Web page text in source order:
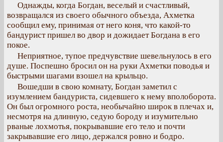
Однажды, когда Богдан, веселый и счастливый,
возвращался из своего обычного объезда, Ахметка
сообщил ему, принимая от него коня, что какой-то
бандурист пришел во двор и дожидает Богдана в его
покое.
Неприятное, тупое предчувствие шевельнулось в его
душе. Поспешно бросил он на руки Ахметки поводья и
быстрыми шагами взошел на крыльцо.
Вошедши в свою комнату, Богдан заметил с
изумлением бандуриста, сидевшего к нему вполоборота.
Он был огромного роста, необычайно широк в плечах и,
несмотря на длинную, седую бороду и изумительно
рваные лохмотья, покрывавшие его тело и почти
закрывавшие его лицо, держался ровно и бодро.